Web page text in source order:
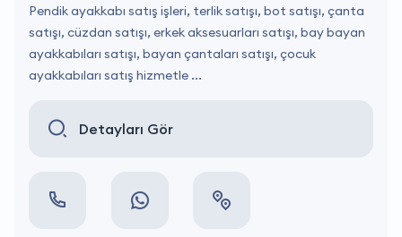
Pendik ayakkabı satış işleri, terlik satışı, bot satışı, çanta
satışı, cüzdan satışı, erkek aksesuarları satışı, bay bayan
ayakkabıları satışı, bayan çantaları satışı, çocuk
ayakkabıları satış hizmetle ...
Detayları Gör